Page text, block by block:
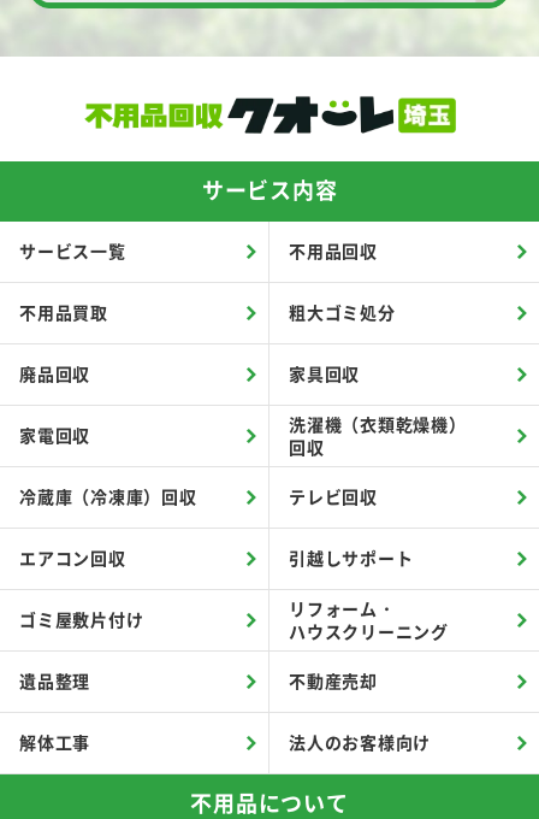
サービス内容
サービス一覧 不用品回収
不用品買取 粗大ゴミ処分
廃品回収 家具回収
家電回収
洗濯機（衣類乾燥機）
回収
冷蔵庫（冷凍庫）回収 テレビ回収
エアコン回収 引越しサポート
ゴミ屋敷片付け
リフォーム・
ハウスクリーニング
遺品整理 不動産売却
解体工事 法人のお客様向け
不用品について